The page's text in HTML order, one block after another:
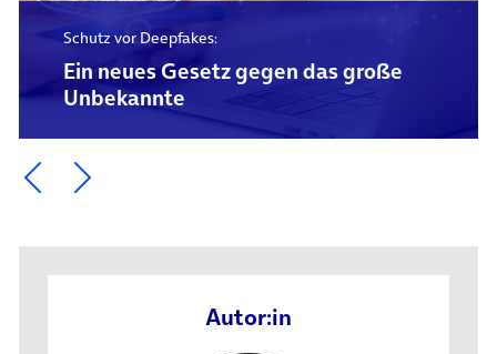
Schutz vor Deepfakes:
Ein neues Gesetz gegen das große
Unbekannte
Ein Element zurück blättern
Ein Element weiter blättern
Autor:in